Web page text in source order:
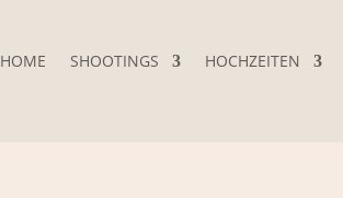
HOME SHOOTINGS HOCHZEITEN